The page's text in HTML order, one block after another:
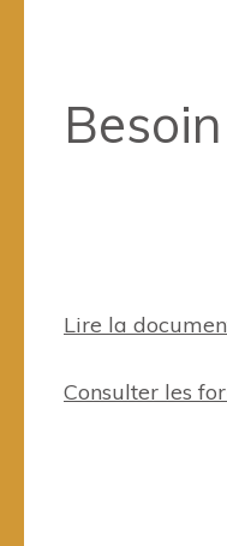
Lire la
Consulter les